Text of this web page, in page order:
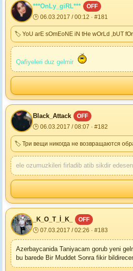
***OnLy_giRL***
OFF
🕒 06.03.2017 / 00:12 · #181
🏷 YoU arE sOmEoNE iN tHe wOrLd ,bUT
Qafiyeleri duz gelmir
Black_Attack
OFF
🕒 06.03.2017 / 08:07 · #182
🏷 Три вещи никогда не возвращаются
ele ozumuzkileri firladib atib sikdir
_K_O_T_İ_K_
OFF
🕒 07.03.2017 / 02:26 · #183
Azerbaycanida Taniyacam gorub yeni
bu barede Bir Muddet Sonra fikir